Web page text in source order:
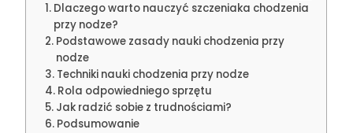
Dlaczego warto nauczyć szczeniaka chodzenia
przy nodze?
Podstawowe zasady nauki chodzenia przy
nodze
Techniki nauki chodzenia przy nodze
Rola odpowiedniego sprzętu
Jak radzić sobie z trudnościami?
Podsumowanie